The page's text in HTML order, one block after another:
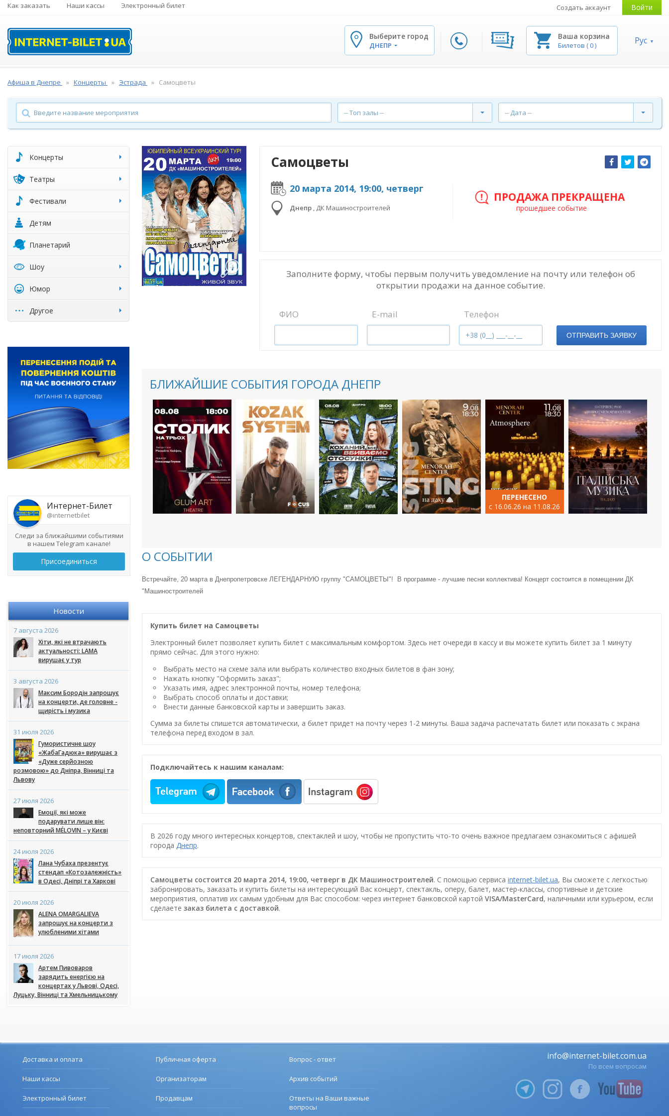
Как заказать Наши кассы Электронный билет Создать аккаунт Войти
Выберите город
ДНЕПР
Ваша корзина
Билетов (0) Рус
Афиша в Днепре Концерты Эстрада Самоцветы
-- Топ залы -- -- Дата --
Концерты
Театры
Фестивали
Детям
Планетарий
Шоу
Юмор
Другое
Интернет-Билет
@internetbilet
Следи за ближайшими событиями
в нашем Telegram канале!
Присоединиться
Новости
7 августа 2026
Хіти, які не втрачають
актуальності: LAMA
вирушає у тур
3 августа 2026
Максим Бородін запрошує
на концерти, де головне -
щирість і музика
31 июля 2026
Гумористичне шоу
«ЖабаГадюка» вирушає з
«Дуже серйозною
розмовою» до Дніпра, Вінниці та
Львову
27 июля 2026
Емоції, які може
подарувати лише він:
неповторний MÉLOVIN – у Києві
24 июля 2026
Лана Чубаха презентує
стендап «Котозалежність»
в Одесі, Дніпрі та Харкові
20 июля 2026
ALENA OMARGALIEVA
запрошує на концерти з
улюбленими хітами
17 июля 2026
Артем Пивоваров
зарядить енергією на
концертах у Львові, Одесі,
Луцьку, Вінниці та Хмельницькому
Самоцветы
20 марта 2014, 19:00, четверг
Днепр , ДК Машиностроителей
ПРОДАЖА ПРЕКРАЩЕНА
прошедшее событие
Заполните форму, чтобы первым получить уведомление на почту или телефон об
открытии продажи на данное событие.
ФИО E-mail Телефон
ОТПРАВИТЬ ЗАЯВКУ
БЛИЖАЙШИЕ СОБЫТИЯ ГОРОДА ДНЕПР
ПЕРЕНЕСЕНО
с 16.06.26 на 11.08.26
О СОБЫТИИ
Встречайте, 20 марта в Днепропетровске ЛЕГЕНДАРНУЮ группу "САМОЦВЕТЫ"! В программе - лучшие песни коллектива! Концерт состоится в помещении ДК
"Машиностроителей
Купить билет на Самоцветы
Электронный билет позволяет купить билет с максимальным комфортом. Здесь нет очереди в кассу и вы можете купить билет за 1 минуту
прямо сейчас. Для этого нужно:
Выбрать место на схеме зала или выбрать количество входных билетов в фан зону;
Нажать кнопку "Оформить заказ";
Указать имя, адрес электронной почты, номер телефона;
Выбрать способ оплаты и доставки;
Внести данные банковской карты и завершить заказ.
Сумма за билеты спишется автоматически, а билет придет на почту через 1-2 минуты. Ваша задача распечатать билет или показать с экрана
телефона перед входом в зал.
Подключайтесь к нашим каналам:
В 2026 году много интересных концертов, спектаклей и шоу, чтобы не пропустить что-то очень важное предлагаем ознакомиться с афишей
города Днепр.
Самоцветы состоится 20 марта 2014, 19:00, четверг в ДК Машиностроителей. С помощью сервиса internet-bilet.ua, Вы сможете с легкостью
забронировать, заказать и купить билеты на интересующий Вас концерт, спектакль, оперу, балет, мастер-классы, спортивные и детские
мероприятия, оплатив их самым удобным для Вас способом: через интернет банковской картой VISA/MasterCard, наличными или курьером, если
сделаете заказ билета c доставкой.
Доставка и оплата
Наши кассы
Электронный билет
Публичная оферта
Организаторам
Продавцам
Вопрос - ответ
Архив событий
Ответы на Ваши важные
вопросы
info@internet-bilet.com.ua
По всем вопросам